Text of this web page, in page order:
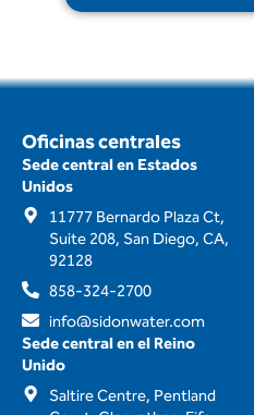
Oficinas centrales
Sede central en Estados
Unidos
11777 Bernardo Plaza Ct,
Suite 208, San Diego, CA,
92128
858-324-2700
info@sidonwater.com
Sede central en el Reino
Unido
Saltire Centre, Pentland